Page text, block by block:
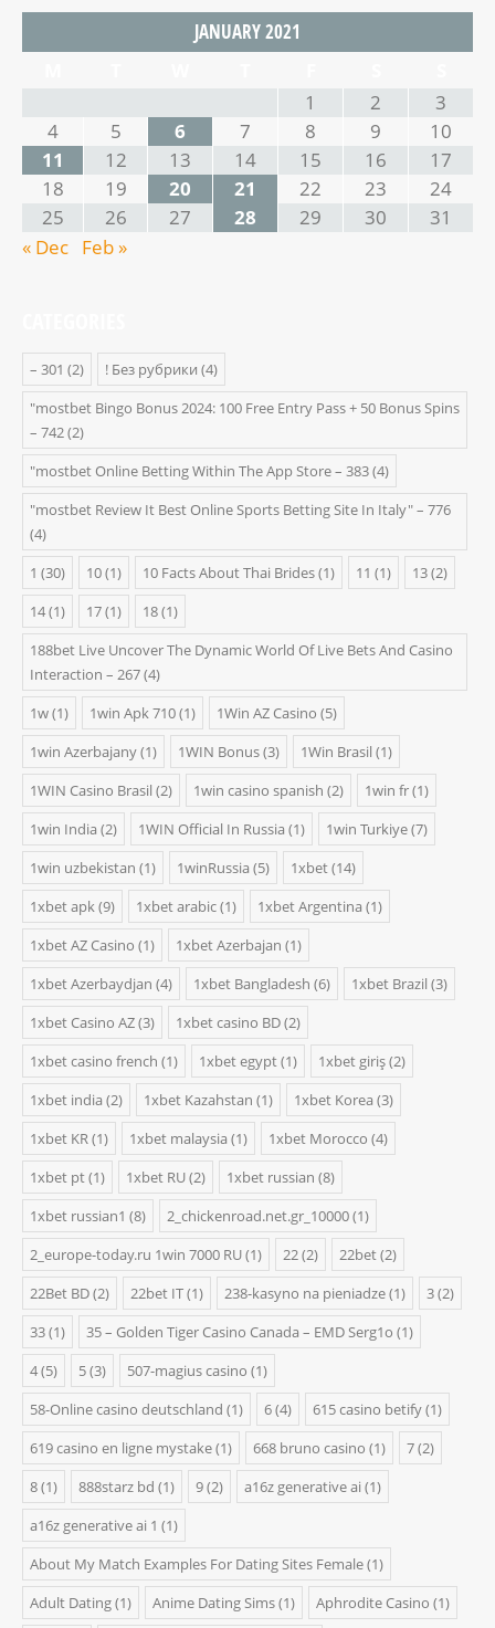
JANUARY 2021
1
2
3
4
5 6 7 8 9
10
11
12 13 14 15 16
17
18
19 20 21 22 23
24
25
26 27 28 29 30
31
« Dec Feb »
– 301 (2) ! Без рубрики (4)
"mostbet Bingo Bonus 2024: 100 Free Entry Pass + 50 Bonus Spins
– 742(2)
"‎mostbet Online Betting Within The App Store – 383(4)
"mostbet Review It Best Online Sports Betting Site In Italy" – 776
(4)
1 (30) 10(1) 10 Facts About Thai Brides(1) 11 (1) 13(2)
14(1) 17(1) 18(1)
188bet Live Uncover The Dynamic World Of Live Bets And Casino
Interaction – 267(4)
1w(1) 1win Apk 710(1) 1Win AZ Casino (5)
1win Azerbajany(1) 1WIN Bonus(3) 1Win Brasil (1)
1WIN Casino Brasil (2) 1win casino spanish (2) 1win fr(1)
1win India (2) 1WIN Official In Russia (1) 1win Turkiye(7)
1win uzbekistan (1) 1winRussia (5) 1xbet(14)
1xbet apk(9) 1xbet arabic(1) 1xbet Argentina (1)
1xbet AZ Casino (1) 1xbet Azerbajan (1)
1xbet Azerbaydjan (4) 1xbet Bangladesh (6) 1xbet Brazil (3)
1xbet Casino AZ(3) 1xbet casino BD(2)
1xbet casino french (1) 1xbet egypt(1) 1xbet giriş(2)
1xbet india (2) 1xbet Kazahstan (1) 1xbet Korea (3)
1xbet KR(1) 1xbet malaysia (1) 1xbet Morocco (4)
1xbet pt(1) 1xbet RU(2) 1xbet russian (8)
1xbet russian1 (8) 2_chickenroad.net.gr_10000(1)
2_europe-today.ru 1win 7000 RU(1) 22(2) 22bet(2)
22Bet BD(2) 22bet IT(1) 238-kasyno na pieniadze(1) 3(2)
33(1) 35 – Golden Tiger Casino Canada – EMD Serg1o (1)
4(5) 5(3) 507-magius casino (1)
58-Online casino deutschland (1) 6(4) 615 casino betify(1)
619 casino en ligne mystake(1) 668 bruno casino (1) 7(2)
8(1) 888starz bd (1) 9(2) a16z generative ai (1)
a16z generative ai 1 (1)
About My Match Examples For Dating Sites Female(1)
Adult Dating(1) Anime Dating Sims(1) Aphrodite Casino (1)